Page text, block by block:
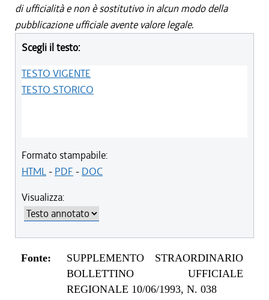
di ufficialità e non è sostitutivo in alcun modo della
pubblicazione ufficiale avente valore legale.
Scegli il testo:
TESTO VIGENTE
TESTO STORICO
Formato stampabile:
HTML- PDF - DOC
Visualizza:
Fonte:
SUPPLEMENTO STRAORDINARIO
BOLLETTINO UFFICIALE
REGIONALE 10/06/1993, N. 038